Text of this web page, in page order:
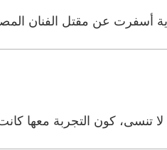
عن مقتل الفنان المصري
تنسى، كون التجربة معها